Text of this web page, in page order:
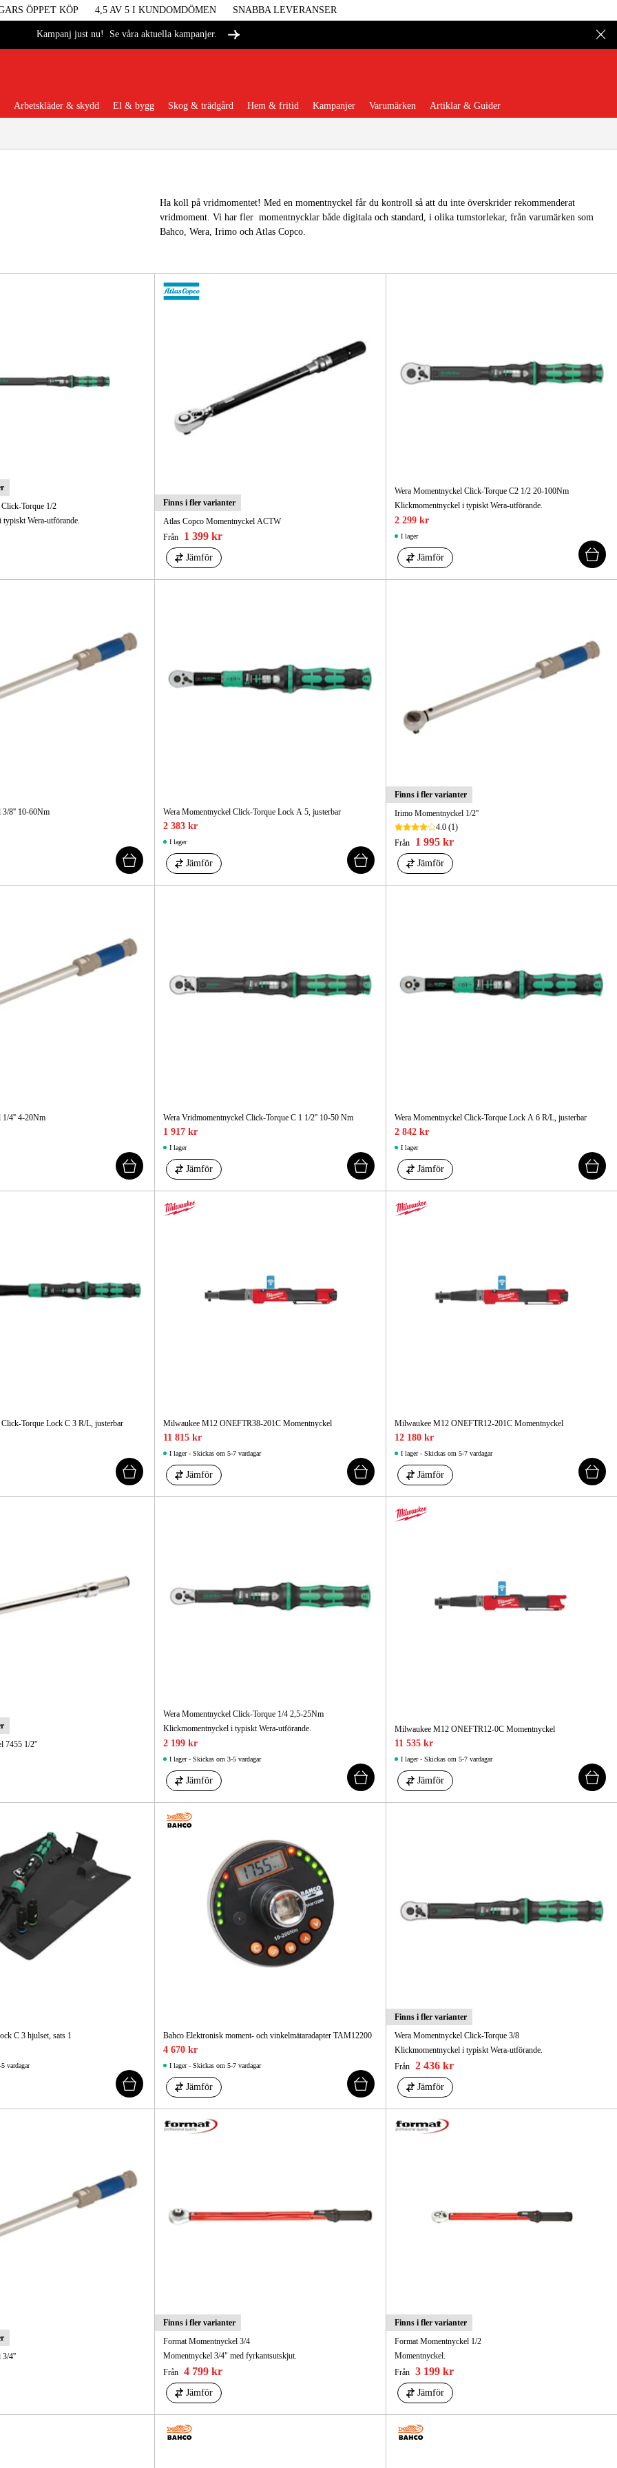
ÖPPET KÖP 4,5 AV 5 I KUNDOMDÖMEN SNABBA LEVERANSER
Kampanj just nu! Se våra aktuella kampanjer.
Maskiner & Verktyg
Maskintillbehör & Förbrukning
Skog & Trädgård Hem & Fritid
Arbetskläder & skydd El & bygg Skog & trädgård Hem & fritid Kampanjer Varumärken Artiklar & Guider
Ha koll på vridmomentet! Med en momentnyckel får du kontroll så att du inte överskrider rekommenderat
vridmoment. Vi har fler momentnycklar både digitala och standard, i olika tumstorlekar, från varumärken som
Bahco, Wera, Irimo och Atlas Copco.
Torque 1/2
Wera-utförande.
Finns i fler varianter
Atlas Copco Momentnyckel ACTW
Från
1 399 kr
Jämför
Wera Momentnyckel Click-Torque C2 1/2 20-100Nm
Klickmomentnyckel i typiskt Wera-utförande.
2 299 kr
I lager
Jämför
8'' 10-60Nm Wera Momentnyckel Click-Torque Lock A 5, justerbar
2 383 kr
I lager
Jämför
Finns i fler varianter
Irimo Momentnyckel 1/2''
4.0(1)
Från
1 995 kr
Jämför
4'' 4-20Nm Wera Vridmomentnyckel Click-Torque C 1 1/2'' 10-50 Nm
1 917 kr
I lager
Jämför
Wera Momentnyckel Click-Torque Lock A 6 R/L, justerbar
2 842 kr
I lager
Jämför
Torque Lock C 3 R/L, justerbar Milwaukee M12 ONEFTR38-201C Momentnyckel
11 815 kr
I lager - Skickas om 5-7 vardagar
Jämför
Milwaukee M12 ONEFTR12-201C Momentnyckel
12 180 kr
I lager - Skickas om 5-7 vardagar
Jämför
7455 1/2''
Wera Momentnyckel Click-Torque 1/4 2,5-25Nm
Klickmomentnyckel i typiskt Wera-utförande.
2 199 kr
I lager - Skickas om 3-5 vardagar
Jämför
Milwaukee M12 ONEFTR12-0C Momentnyckel
11 535 kr
I lager - Skickas om 5-7 vardagar
Jämför
C 3 hjulset, sats 1
vardagar
Bahco Elektronisk moment- och vinkelmätaradapter TAM12200
4 670 kr
I lager - Skickas om 5-7 vardagar
Jämför
Finns i fler varianter
Wera Momentnyckel Click-Torque 3/8
Klickmomentnyckel i typiskt Wera-utförande.
Från 2 436 kr
Jämför
3/4''
Finns i fler varianter
Format Momentnyckel 3/4
Momentnyckel 3/4" med fyrkantsutskjut.
Från 4 799 kr
Jämför
Finns i fler varianter
Format Momentnyckel 1/2
Momentnyckel.
Från 3 199 kr
Jämför